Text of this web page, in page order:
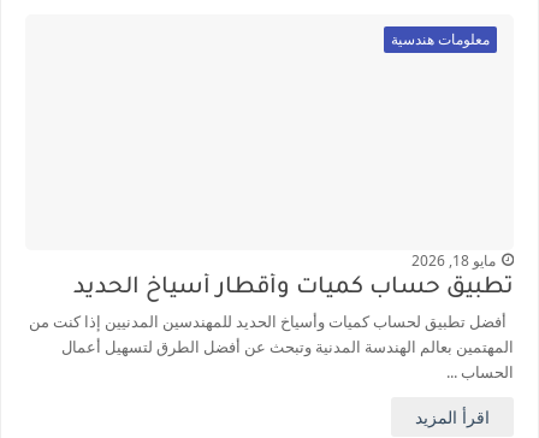
معلومات هندسية
مايو 18, 2026
تطبيق حساب كميات وأقطار أسياخ الحديد
أفضل تطبيق لحساب كميات وأسياخ الحديد للمهندسين المدنيين إذا كنت من
المهتمين بعالم الهندسة المدنية وتبحث عن أفضل الطرق لتسهيل أعمال
الحساب ...
اقرأ المزيد